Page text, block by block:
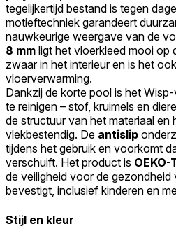
tegelijkertijd bestand is tegen
motieftechniek garandeert
nauwkeurige weergave van de
8 mm ligt het vloerkleed mooi op
zwaar in het interieur en is het
vloerverwarming.
Dankzij de korte pool is het
te reinigen – stof, kruimels en
de structuur van het materiaal en
vlekbestendig. De antislip
tijdens het gebruik en voorkomt
verschuift. Het product is
de veiligheid voor de gezondheid
bevestigt, inclusief kinderen en
Stijl en kleur